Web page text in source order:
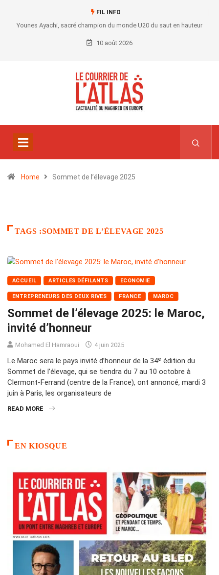
FIL INFO
Younes Ayachi, sacré champion du monde U20 du saut en hauteur
10 août 2026
Home Sommet de l’élevage 2025
TAGS :SOMMET DE L’ÉLEVAGE 2025
ACCUEIL ARTICLES DÉFILANTS ECONOMIE
ENTREPRENEURS DES DEUX RIVES FRANCE MAROC
Sommet de l’élevage 2025: le Maroc,
invité d’honneur
Mohamed El Hamraoui 4 juin 2025
Le Maroc sera le pays invité d’honneur de la 34ᵉ édition du
Sommet de l’élevage, qui se tiendra du 7 au 10 octobre à
Clermont-Ferrand (centre de la France), ont annoncé, mardi 3
juin à Paris, les organisateurs de
READ MORE
EN KIOSQUE